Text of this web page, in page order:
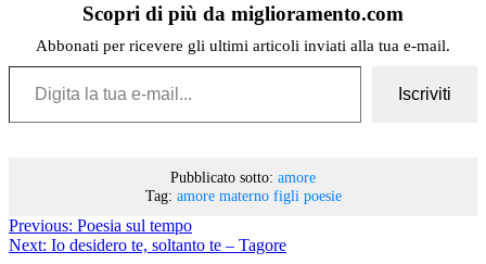
Scopri di più da miglioramento.com
Abbonati per ricevere gli ultimi articoli inviati alla tua e-mail.
Digita la tua e-mail...
Iscriviti
Pubblicato sotto: amore
Tag: amore materno figli poesie
Previous: Poesia sul tempo
Next: Io desidero te, soltanto te – Tagore